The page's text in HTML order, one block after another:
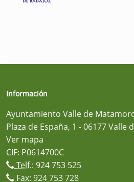
Información
Ayuntamiento Valle de
Plaza de España, 1 - 06177 Valle
Ver mapa
CIF: P0614700C
Telf.: 924 753 525
Fax: 924 753 728